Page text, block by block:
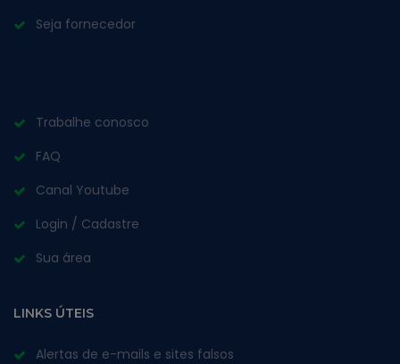
Seja fornecedor
Trabalhe conosco
FAQ
Canal Youtube
Login / Cadastre
Sua área
LINKS ÚTEIS
Alertas de e-mails e sites falsos